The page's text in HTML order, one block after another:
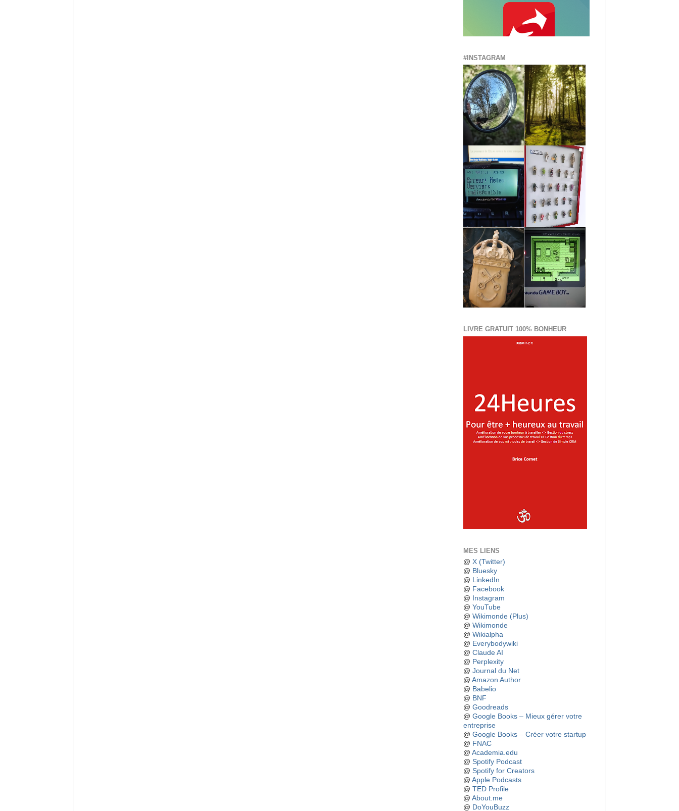
#INSTAGRAM
LIVRE GRATUIT 100% BONHEUR
MES LIENS
@ X (Twitter)
@ Bluesky
@ LinkedIn
@ Facebook
@
Instagram
@ YouTube
@ Wikimonde (Plus)
@ Wikimonde
@ Wikialpha
@ Everybodywiki
@ Claude AI
@ Perplexity
@ Journal du Net
@ Amazon Author
@ Babelio
@ BNF
@ Goodreads
@ Google Books – Mieux gérer votre
entreprise
@ Google Books – Créer votre startup
@ FNAC
@ Academia.edu
@ Spotify Podcast
@ Spotify for Creators
@ Apple Podcasts
@ TED Profile
@ About.me
@ DoYouBuzz